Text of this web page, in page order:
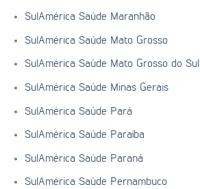
SulAmérica Saúde Maranhão
SulAmérica Saúde Mato Grosso
SulAmérica Saúde Mato Grosso do Sul
SulAmérica Saúde Minas Gerais
SulAmérica Saúde Pará
SulAmérica Saúde Paraíba
SulAmérica Saúde Paraná
SulAmérica Saúde Pernambuco